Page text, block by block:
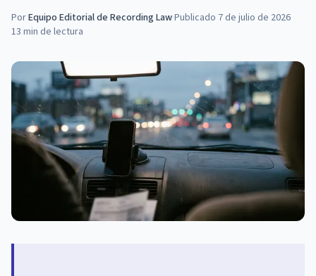
PorEquipo Editorial de Recording Law·Publicado 7 de julio de 2026
13 min de lectura